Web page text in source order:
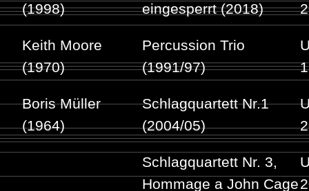
(1998)
eingesperrt (2018)
Keith Moore
(1970)
Percussion Trio
(1991/97)
Boris Müller
(1964)
Schlagquartett Nr.1
(2004/05)
Schlagquartett Nr. 3,
Hommage a John Cage